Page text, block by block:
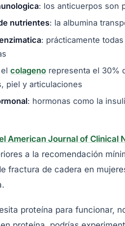
: los anticuerpos son
nutrientes: la albumina
: prácticamente
colageno representa el 30%
piel y articulaciones
: hormonas como la
American Journal of Clinical
a la recomendación
fractura de cadera en
proteína para funcionar,